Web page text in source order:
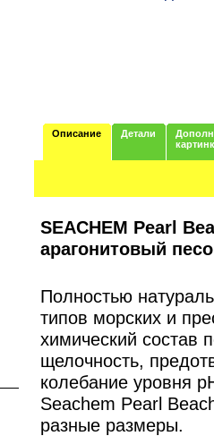
Описание Детали
SEACHEM Pearl
арагонитовый
Полностью
типов морских и
химический состав
щелочность,
колебание уровня
Seachem Pearl
разные размеры.